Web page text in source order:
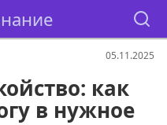
05.11.2025
как
в нужное